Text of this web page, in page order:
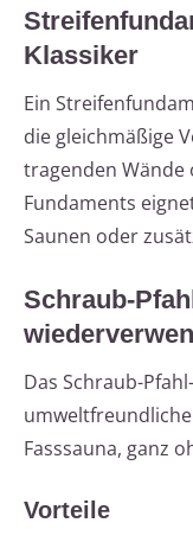
Klassiker
Ein
die gleichmäßige
tragenden Wände
Fundaments
Saunen oder
Schraub-
Das Schraub-
Fasssauna, ganz
Vorteile